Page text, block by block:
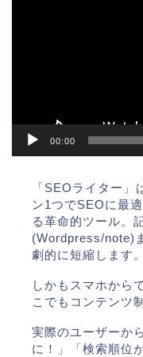
00:00
「SEOライター
ン1つでSEOに最
る革命的ツール。
(Wordpress/note)
劇的に短縮します。
しかもスマホから
こでもコンテンツ
実際のユーザーか
に！」「検索順位